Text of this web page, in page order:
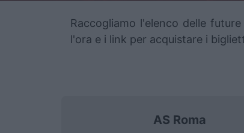
Raccogliamo l'elenco delle
l'ora e i link per acquistare i
AS Roma